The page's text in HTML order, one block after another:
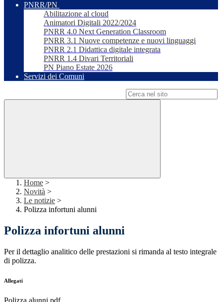
PNRR/PN
Abilitazione al cloud
Animatori Digitali 2022/2024
PNRR 4.0 Next Generation Classroom
PNRR 3.1 Nuove competenze e nuovi linguaggi
PNRR 2.1 Didattica digitale integrata
PNRR 1.4 Divari Territoriali
PN Piano Estate 2026
Servizi dei Comuni
Home >
Novità >
Le notizie >
Polizza infortuni alunni
Polizza infortuni alunni
Per il dettaglio analitico delle prestazioni si rimanda al testo integrale
di polizza.
Allegati
Polizza alunni.pdf